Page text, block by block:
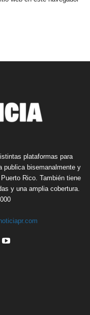
plataformas para
publica bisemanalmente y
Rico. También tiene
y una amplia cobertura.